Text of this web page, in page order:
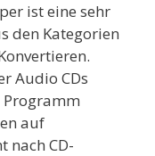
ist eine sehr
den Kategorien
Audio CDs
auf
nach CD-